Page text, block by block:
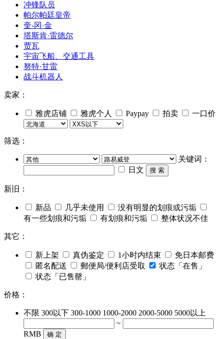
冲锋队员
帕尔帕廷皇帝
奎-冈·金
塔斯肯·雷德尔
贾瓦
宇宙飞船、交通工具
努特·甘雷
战斗机器人
卖家：
雅虎店铺 雅虎个人 Paypay 拍卖 一口价
筛选：
关键词：
日文
搜 索
新旧：
新品 几乎未使用
没有明显的划痕或污垢
有一些划痕和污垢
有划痕和污垢 整体状况不佳
其它：
新上架 真伪鉴定 1小时内结束
免日本邮费
匿名配送
郵便局/便利店受取
状态「在售」
状态「已售罄」
价格：
不限 300以下 300-1000 1000-2000 2000-5000 5000以上
~
RMB
确 定